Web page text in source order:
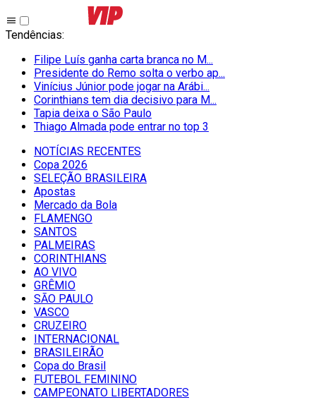
Tendências:
Filipe Luís ganha carta branca no M...
Presidente do Remo solta o verbo ap...
Vinícius Júnior pode jogar na Arábi...
Corinthians tem dia decisivo para M...
Tapia deixa o São Paulo
Thiago Almada pode entrar no top 3
NOTÍCIAS RECENTES
Copa 2026
SELEÇÃO BRASILEIRA
Apostas
Mercado da Bola
FLAMENGO
SANTOS
PALMEIRAS
CORINTHIANS
AO VIVO
GRÊMIO
SĀO PAULO
VASCO
CRUZEIRO
INTERNACIONAL
BRASILEIRÃO
Copa do Brasil
FUTEBOL FEMININO
CAMPEONATO LIBERTADORES